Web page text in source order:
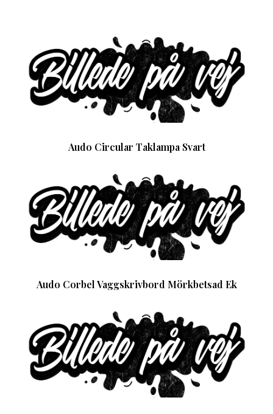
Audo Circular Taklampa Svart
Audo Corbel Vaggskrivbord Mörkbetsad Ek